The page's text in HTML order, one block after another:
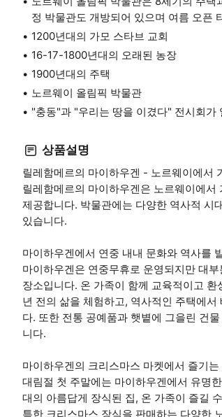
정 박물관도 개방되어 있으며 여름 오픈
1200년대의 가모 스타브 교회
16-17-1800년대의 오래된 농장
1900년대의 주택
노르웨이 올림픽 박물관
"충동"과 "우리는 땅을 이겼다" 전시회가
상품설명
릴레함메르의 마이하우겐 - 노르웨이에서
릴레함메르의 마이하우겐은 노르웨이에
제공합니다. 박물관에는 다양한 역사적 시
있습니다.
마이하우겐에서 연중 내내 문화와 역사를
마이하우겐은 연중무휴로 운영되지만 대
장소입니다. 온 가족이 함께 교육적이고
년 전의 삶을 체험하고, 역사적인 주택에
다. 또한 전통 공예품과 햇볕에 그을린 건
니다.
마이하우겐의 크리스마스 마켓에서 즐기
대림절 첫 주말에는 마이하우겐에서 유명
대의 아름답게 장식된 집, 온 가족이 즐길
특한 크리스마스 장식을 판매하는 다양한